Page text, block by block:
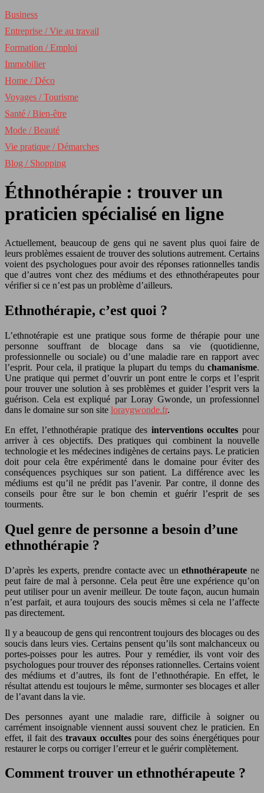
Business
Entreprise / Vie au travail
Formation / Emploi
Immobilier
Home / Déco
Voyages / Tourisme
Santé / Bien-être
Mode / Beauté
Vie pratique / Démarches
Blog / Shopping
Éthnothérapie : trouver un
praticien spécialisé en ligne
Actuellement, beaucoup de gens qui ne savent plus quoi faire de
leurs problèmes essaient de trouver des solutions autrement. Certains
voient des psychologues pour avoir des réponses rationnelles tandis
que d’autres vont chez des médiums et des ethnothérapeutes pour
vérifier si ce n’est pas un problème d’ailleurs.
Ethnothérapie, c’est quoi ?
L’ethnotérapie est une pratique sous forme de thérapie pour une
personne souffrant de blocage dans sa vie (quotidienne,
professionnelle ou sociale) ou d’une maladie rare en rapport avec
l’esprit. Pour cela, il pratique la plupart du temps du chamanisme.
Une pratique qui permet d’ouvrir un pont entre le corps et l’esprit
pour trouver une solution à ses problèmes et guider l’esprit vers la
guérison. Cela est expliqué par Loray Gwonde, un professionnel
dans le domaine sur son site loraygwonde.fr.
En effet, l’ethnothérapie pratique des interventions occultes pour
arriver à ces objectifs. Des pratiques qui combinent la nouvelle
technologie et les médecines indigènes de certains pays. Le praticien
doit pour cela être expérimenté dans le domaine pour éviter des
conséquences psychiques sur son patient. La différence avec les
médiums est qu’il ne prédit pas l’avenir. Par contre, il donne des
conseils pour être sur le bon chemin et guérir l’esprit de ses
tourments.
Quel genre de personne a besoin d’une
ethnothérapie ?
D’après les experts, prendre contacte avec unethnothérapeute ne
peut faire de mal à personne. Cela peut être une expérience qu’on
peut utiliser pour un avenir meilleur. De toute façon, aucun humain
n’est parfait, et aura toujours des soucis mêmes si cela ne l’affecte
pas directement.
Il y a beaucoup de gens qui rencontrent toujours des blocages ou des
soucis dans leurs vies. Certains pensent qu’ils sont malchanceux ou
portes-poisses pour les autres. Pour y remédier, ils vont voir des
psychologues pour trouver des réponses rationnelles. Certains voient
des médiums et d’autres, ils font de l’ethnothérapie. En effet, le
résultat attendu est toujours le même, surmonter ses blocages et aller
de l’avant dans la vie.
Des personnes ayant une maladie rare, difficile à soigner ou
carrément insoignable viennent aussi souvent chez le praticien. En
effet, il fait des travaux occultespour des soins énergétiques pour
restaurer le corps ou corriger l’erreur et le guérir complètement.
Comment trouver un ethnothérapeute ?